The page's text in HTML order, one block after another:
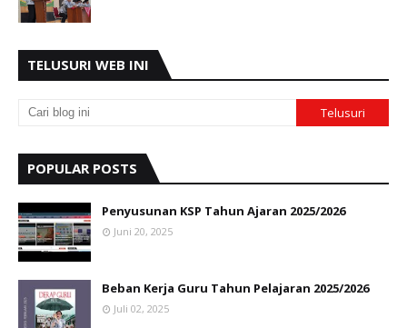
TELUSURI WEB INI
POPULAR POSTS
Penyusunan KSP Tahun Ajaran 2025/2026
Juni 20, 2025
Beban Kerja Guru Tahun Pelajaran 2025/2026
Juli 02, 2025